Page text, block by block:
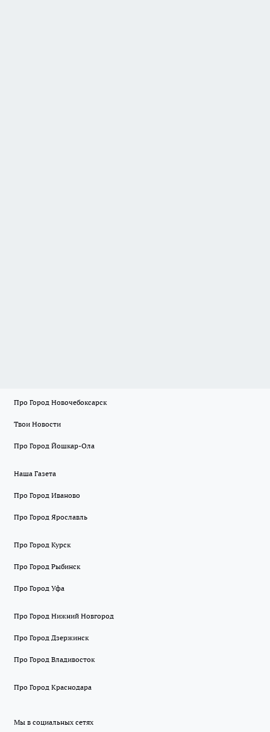
Про Город Новочебоксарск
Твои Новости
Про Город Йошкар-Ола
Наша Газета
Про Город Иваново
Про Город Ярославль
Про Город Курск
Про Город Рыбинск
Про Город Уфа
Про Город Нижний Новгород
Про Город Дзержинск
Про Город Владивосток
Про Город Краснодара
Мы в социальных сетях